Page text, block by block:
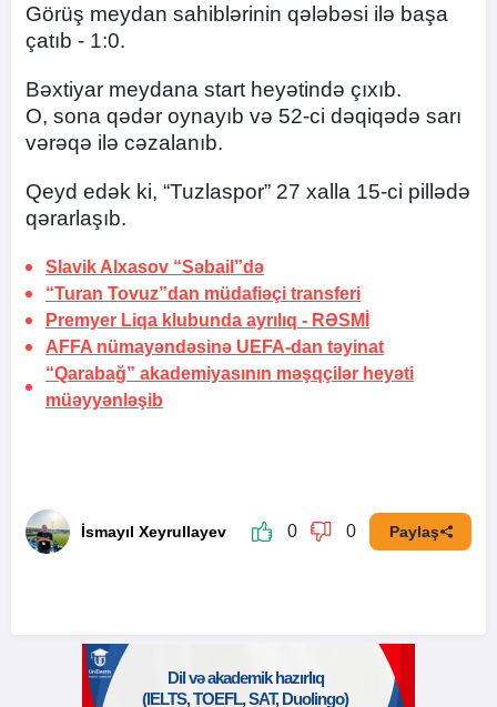
Görüş meydan sahiblərinin qələbəsi ilə başa
çatıb - 1:0.
Bəxtiyar meydana start heyətində çıxıb.
O, sona qədər oynayıb və 52-ci dəqiqədə sarı
vərəqə ilə cəzalanıb.
Qeyd edək ki, “Tuzlaspor” 27 xalla 15-ci pillədə
qərarlaşıb.
Slavik Alxasov “Səbail”də
“Turan Tovuz”dan müdafiəçi transferi
Premyer Liqa klubunda ayrılıq - RƏSMİ
AFFA nümayəndəsinə UEFA-dan təyinat
“Qarabağ” akademiyasının məşqçilər heyəti
müəyyənləşib
İsmayıl Xeyrullayev 0 0 Paylaş